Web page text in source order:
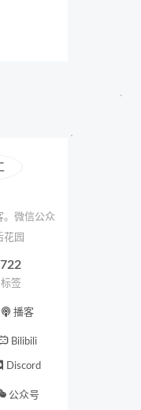
。微信公众
花园
722
标签
播客
Bilibili
Discord
公众号